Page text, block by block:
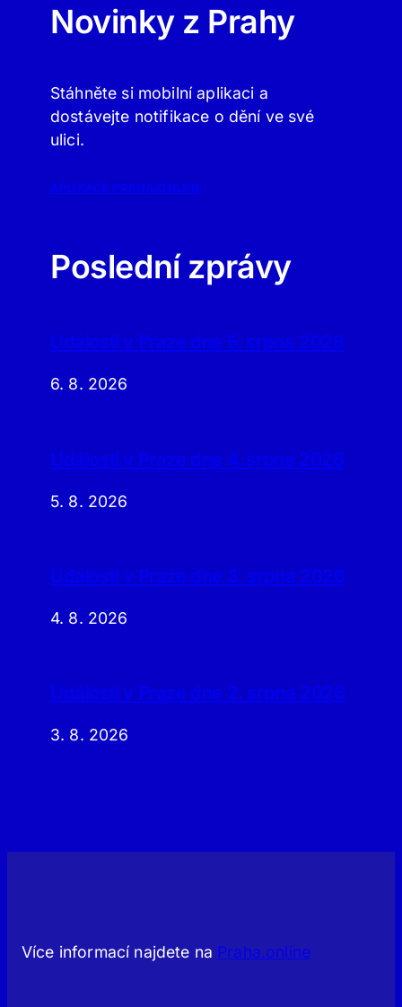
Novinky z Prahy
Stáhněte si mobilní aplikaci a
dostávejte notifikace o dění ve své
ulici.
APLIKACE PRAHA.ONLINE
Poslední zprávy
Události v Praze dne 5. srpna 2026
6. 8. 2026
Události v Praze dne 4. srpna 2026
5. 8. 2026
Události v Praze dne 3. srpna 2026
4. 8. 2026
Události v Praze dne 2. srpna 2026
3. 8. 2026
Více informací najdete na Praha.online